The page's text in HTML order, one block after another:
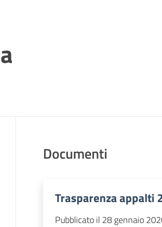
Documenti
Trasparenza appalti
Pubblicato il 28 gennaio